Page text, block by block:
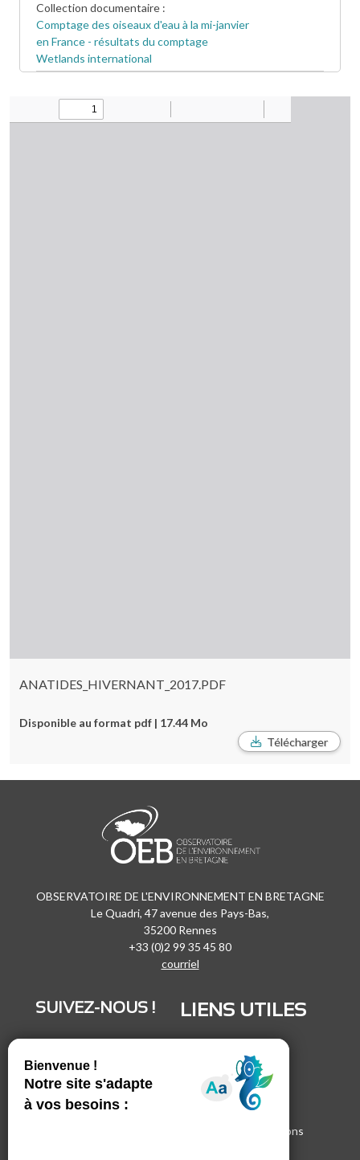
Collection documentaire
Comptage des oiseaux d'eau à la mi-janvier
en France - résultats du comptage
Wetlands international
ANATIDES_HIVERNANT_2017.PDF
Disponible au format pdf | 17.44 Mo
Télécharger
OBSERVATOIRE DE L'ENVIRONNEMENT EN BRETAGNE
Le Quadri, 47 avenue des Pays-Bas,
35200 Rennes
+33 (0)2 99 35 45 80
courriel
SUIVEZ-NOUS !
Vimeo
Facebook
LIENS UTILES
Marchés publics
Espace presse
Inscrivez-vous à nos lettres d'informations